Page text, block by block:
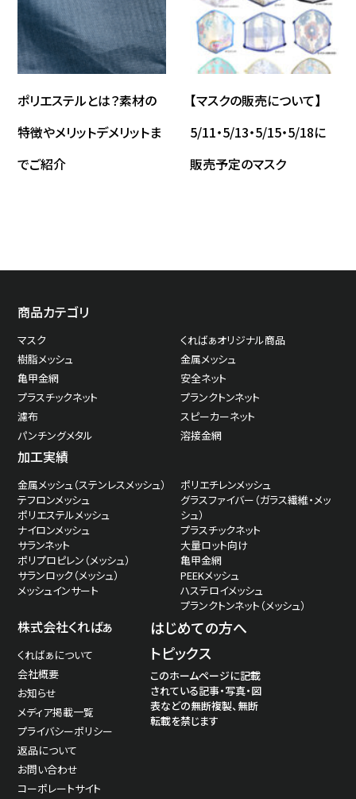
ポリエステルとは？素材の
特徴やメリットデメリットま
でご紹介
【マスクの販売について】
5/11・5/13・5/15・5/18に
販売予定のマスク
商品カテゴリ
マスク
くればぁオリジナル商品
樹脂メッシュ
金属メッシュ
亀甲金網
安全ネット
プラスチックネット
プランクトンネット
濾布
スピーカーネット
パンチングメタル
溶接金網
加工実績
金属メッシュ（ステンレスメッシュ）
テフロンメッシュ
ポリエステルメッシュ
ナイロンメッシュ
サランネット
ポリプロピレン（メッシュ）
サランロック（メッシュ）
メッシュインサート
ポリエチレンメッシュ
グラスファイバー（ガラス繊維・メッ
シュ）
プラスチックネット
大量ロット向け
亀甲金網
PEEKメッシュ
ハステロイメッシュ
プランクトンネット（メッシュ）
株式会社くればぁ
くればぁについて
会社概要
お知らせ
メディア掲載一覧
プライバシーポリシー
返品について
お問い合わせ
コーポレートサイト
はじめての方へ
トピックス
このホームページに記載
されている記事・写真・図
表などの無断複製、無断
転載を禁じます